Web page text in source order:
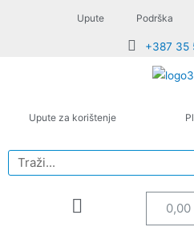
Upute Podrška
+387 35
Upute za korištenje
0,00